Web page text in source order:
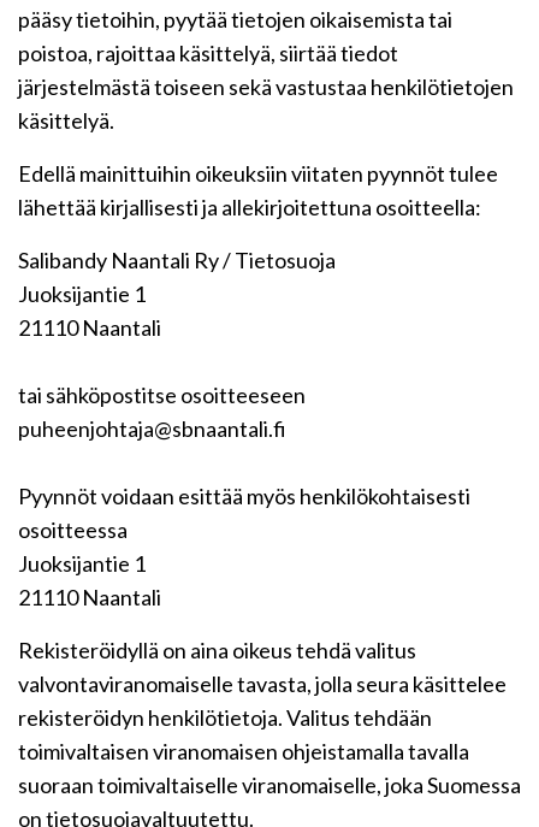
pääsy tietoihin, pyytää tietojen oikaisemista tai
poistoa, rajoittaa käsittelyä, siirtää tiedot
järjestelmästä toiseen sekä vastustaa henkilötietojen
käsittelyä.
Edellä mainittuihin oikeuksiin viitaten pyynnöt tulee
lähettää kirjallisesti ja allekirjoitettuna osoitteella:
Salibandy Naantali Ry / Tietosuoja
Juoksijantie 1
21110 Naantali
tai sähköpostitse osoitteeseen
puheenjohtaja@sbnaantali.fi
Pyynnöt voidaan esittää myös henkilökohtaisesti
osoitteessa
Juoksijantie 1
21110 Naantali
Rekisteröidyllä on aina oikeus tehdä valitus
valvontaviranomaiselle tavasta, jolla seura käsittelee
rekisteröidyn henkilötietoja. Valitus tehdään
toimivaltaisen viranomaisen ohjeistamalla tavalla
suoraan toimivaltaiselle viranomaiselle, joka Suomessa
on tietosuojavaltuutettu.